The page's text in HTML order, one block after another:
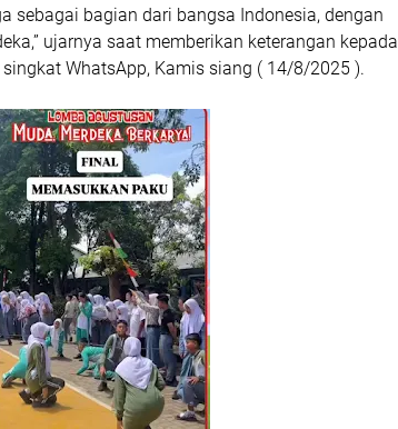
sebagai bagian dari bangsa Indonesia, dengan
ujarnya saat memberikan keterangan kepada
WhatsApp, Kamis siang ( 14/8/2025 ).